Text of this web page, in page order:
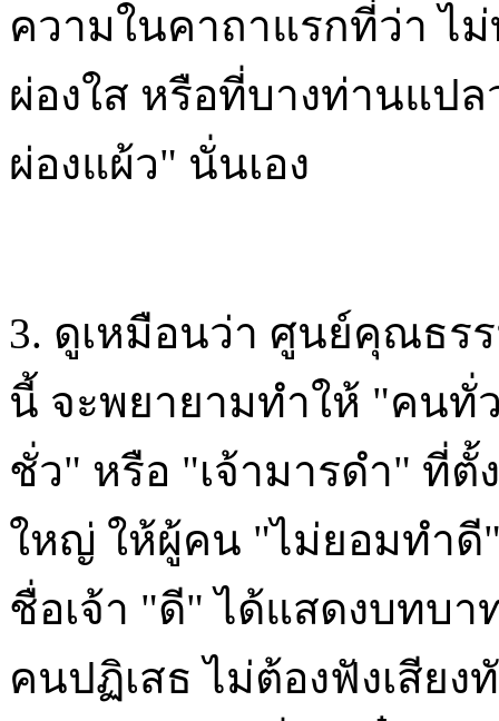
ความในคาถาแรกที่ว่า ไ
ผ่องใส หรือที่บางท่านแป
ผ่องแผ้ว" นั่นเอง
3. ดูเหมือนว่า ศูนย์คุณธร
นี้ จะพยายามทำให้ "คนทั่
ชั่ว" หรือ "เจ้ามารดำ" ที่ตั้
ใหญ่ ให้ผู้คน "ไม่ยอมทำดี"
ชื่อเจ้า "ดี" ได้แสดงบทบ
คนปฏิเสธ ไม่ต้องฟังเสีย